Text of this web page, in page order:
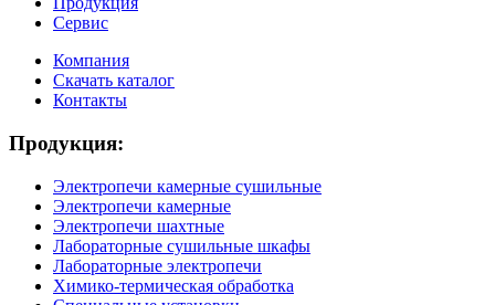
Сервис
Компания
Скачать каталог
Контакты
Продукция:
Электропечи камерные сушильные
Электропечи камерные
Электропечи шахтные
Лабораторные сушильные шкафы
Лабораторные электропечи
Химико-термическая обработка